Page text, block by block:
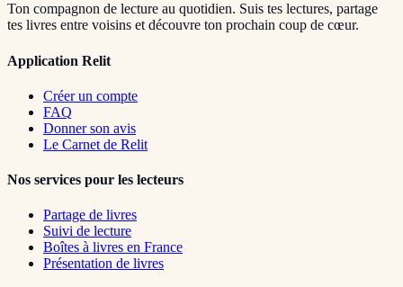
Ton compagnon de lecture au quotidien. Suis tes lectures, partage
tes livres entre voisins et découvre ton prochain coup de cœur.
Application Relit
Créer un compte
FAQ
Donner son avis
Le Carnet de Relit
Nos services pour les lecteurs
Partage de livres
Suivi de lecture
Boîtes à livres en France
Présentation de livres